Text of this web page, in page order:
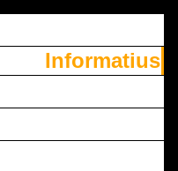
Informatius